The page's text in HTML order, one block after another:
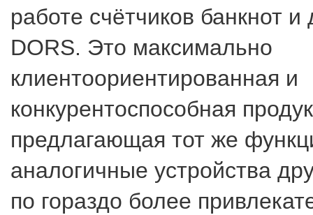
работе счётчиков банкнот и
DORS. Это максимально
клиентоориентированная и
конкурентоспособная
предлагающая тот же
аналогичные устройства
по гораздо более